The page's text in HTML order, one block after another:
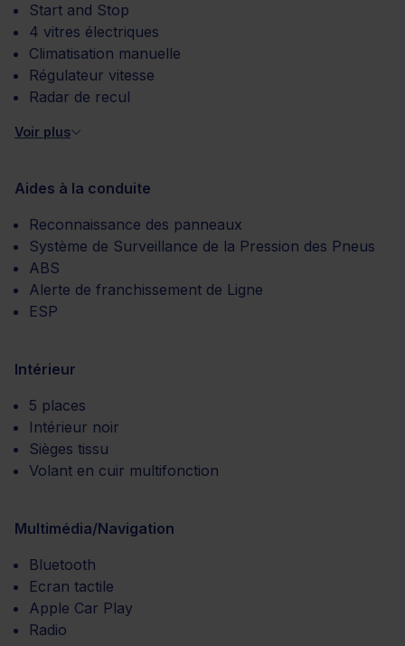
Start and Stop
4 vitres électriques
Climatisation manuelle
Régulateur vitesse
Radar de recul
Voir plus
Aides à la conduite
Reconnaissance des panneaux
Système de Surveillance de la Pression des Pneus
ABS
Alerte de franchissement de Ligne
ESP
Intérieur
5 places
Intérieur noir
Sièges tissu
Volant en cuir multifonction
Multimédia/Navigation
Bluetooth
Ecran tactile
Apple Car Play
Radio